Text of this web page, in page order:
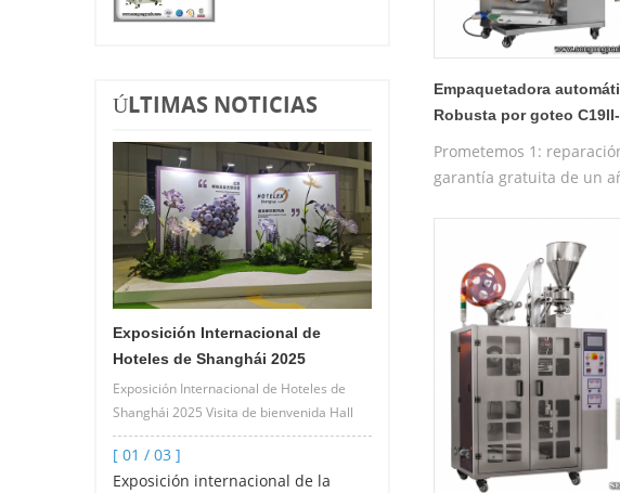
ÚLTIMAS NOTICIAS
Exposición Internacional de
Hoteles de Shanghái 2025
Exposición Internacional de Hoteles de
Shanghái 2025 Visita de bienvenida Hall
2.2 C26 Máquina empacadora de bolsas
de té y café por goteo de alta vel
[ 01 / 03 ]
Exposición internacional de la
Empaquetadora
Robusta por goteo
Prometemos 1:
garantía gratuita de un
de la máquina